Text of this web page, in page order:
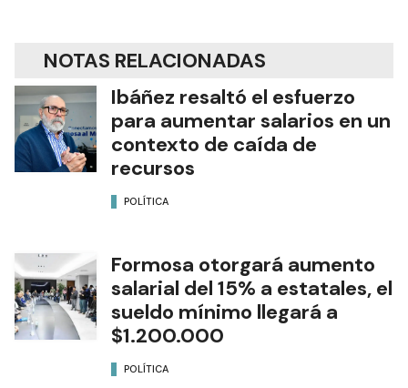
NOTAS RELACIONADAS
Ibáñez resaltó el esfuerzo
para aumentar salarios en un
contexto de caída de
recursos
POLÍTICA
Formosa otorgará aumento
salarial del 15% a estatales, el
sueldo mínimo llegará a
$1.200.000
POLÍTICA